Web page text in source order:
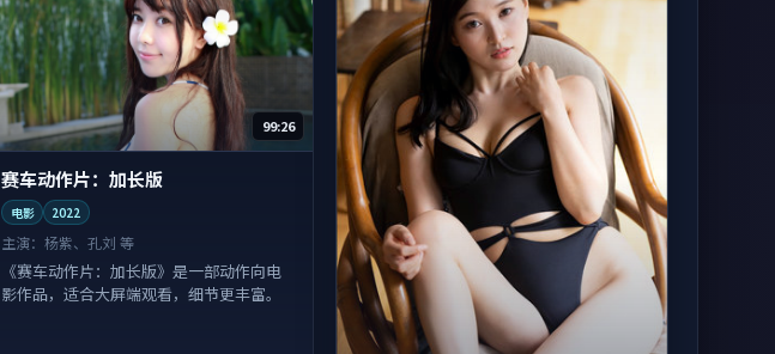
99:26
赛车动作片：加长版
电影 2022
主演：杨紫、孔刘 等
《赛车动作片：加长版》是一部动作向电
影作品，适合大屏端观看，细节更丰富。